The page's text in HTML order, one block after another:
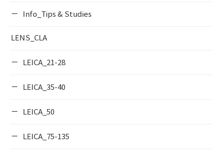
Info_Tips & Studies
LENS_CLA
LEICA_21-28
LEICA_35-40
LEICA_50
LEICA_75-135